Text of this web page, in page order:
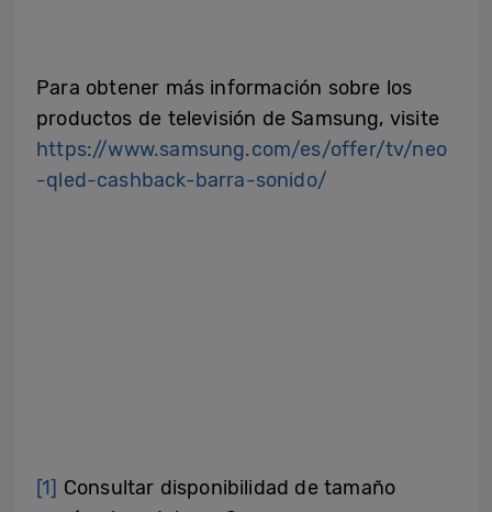
Para obtener más información sobre los
productos de televisión de Samsung, visite
https://www.samsung.com/es/offer/tv/neo
-qled-cashback-barra-sonido/
[1] Consultar disponibilidad de tamaño